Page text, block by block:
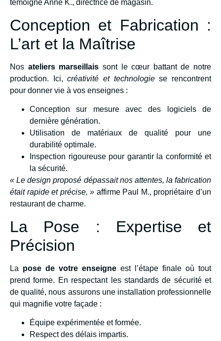
témoigne Anne K., directrice de magasin.
Conception et Fabrication :
L’art et la Maîtrise
Nos ateliers marseillais sont le cœur battant de notre
production. Ici,créativité et technologiese rencontrent
pour donner vie à vos enseignes :
Conception sur mesure avec des logiciels de
dernière génération.
Utilisation de matériaux de qualité pour une
durabilité optimale.
Inspection rigoureuse pour garantir la conformité et
la sécurité.
« Le design proposé dépassait nos attentes, la fabrication
était rapide et précise, » affirme Paul M., propriétaire d’un
restaurant de charme.
La Pose : Expertise et
Précision
La pose de votre enseigne est l’étape finale où tout
prend forme. En respectant les standards de sécurité et
de qualité, nous assurons une installation professionnelle
qui magnifie votre façade :
Équipe expérimentée et formée.
Respect des délais impartis.